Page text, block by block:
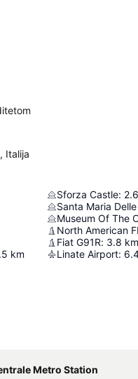
Italija
km
Sforza Castle: 2.6
Santa Maria
North American
Fiat G91R: 3.8 km
Linate Airport:
Metro Station